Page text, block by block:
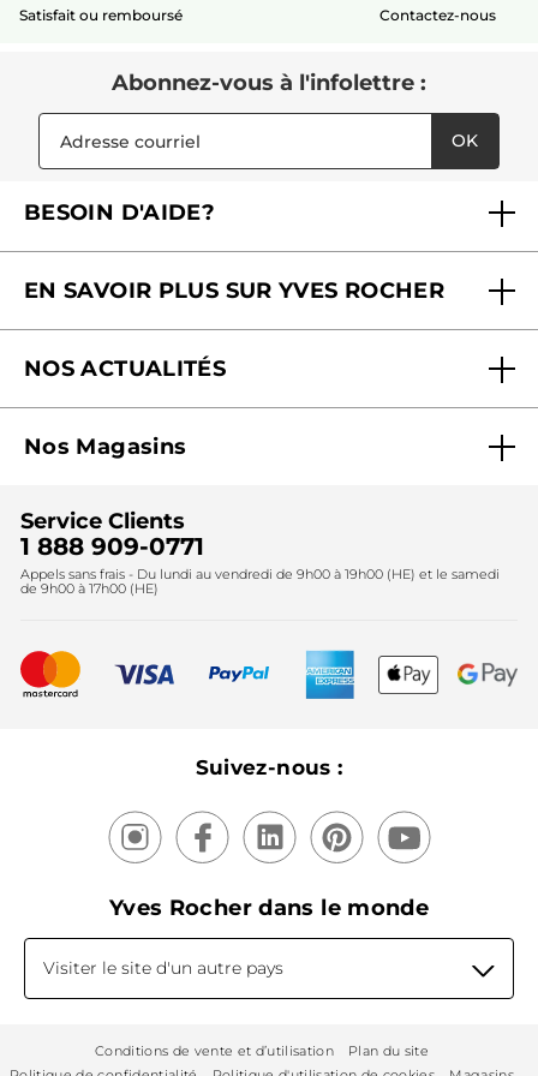
Satisfait ou remboursé Contactez-nous
Abonnez-vous à l'infolettre :
OK
BESOIN D'AIDE?
Contactez-nous
Offre Courrier / Magazine
Accessibilité
Cadeaux corporatifs
EN SAVOIR PLUS SUR YVES ROCHER
Pourquoi nous faire confiance ?
Fondation Yves Rocher
2024
Lutte contre le travail forcé et le travail des enfants
2025
NOS ACTUALITÉS
Black Friday
Noël
Fête des mères
Nouveautés
Recyclage
Nos Magasins
Instituts
Service Clients
1 888 909-0771
Appels sans frais - Du lundi au vendredi de 9h00 à 19h00 (HE) et le samedi
de 9h00 à 17h00 (HE)
Suivez-nous :
Yves Rocher dans le monde
Visiter le site d'un autre pays
Conditions de vente et d’utilisation
Plan du site